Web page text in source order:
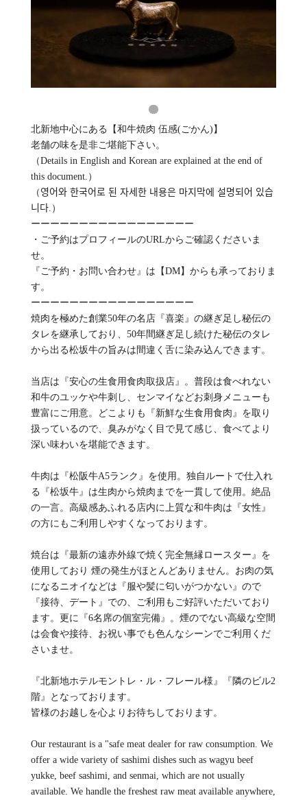
北新地中心にある【和牛焼肉 伍感(ごかん)】
老舗の味を是非ご堪能下さい。
（Details in English and Korean are explained at the end of
this document.）
（영어와 한국어로 된 자세한 내용은 마지막에 설명되어 있습
니다.）
ーーーーーーーーーーーーーーーーー
・ご予約はプロフィールのURLからご確認くださいま
せ。
『ご予約・お問い合わせ』は【DM】からも承っておりま
す。
ーーーーーーーーーーーーーーーーー
焼肉を極めた創業50年の名店『喜楽』の継ぎ足し秘伝の
タレを継承しており、50年間継ぎ足し続けた秘伝のタレ
から出る松坂牛の旨みは間違く舌に染み込んできます。
当店は『安心の生食用食肉取扱店』。普段は食べれない
和牛のユッケや牛刺し、センマイなどお刺身メニューも
豊富にご用意。どこよりも『新鮮な生食用食肉』を取り
扱っているので、臭みがなく目で見て感じ、食べてより
深い味わいを堪能できます。
牛肉は『松阪牛A5ランク』を使用。独自ルートで仕入れ
る『松坂牛』は生肉から焼肉までを一貫して使用。絶品
の一言。高級感あふれる店内に上質な和牛肉は『女性』
の方にもご利用しやすくなっております。
焼台は『最新の遠赤外線で焼く完全無縁ロースター』を
使用しており 煙の発生がほとんどありません。お肉の気
になるニオイなどは『服や髪に匂いがつかない』ので
『接待、デート』での、ご利用もご好評いただいており
ます。更に『6名席の個室完備』。煙のでない高級な空間
は会食や接待、お祝い事でも色んなシーンでご利用くだ
さいませ。
『北新地ホテルモントレ・ル・フレール様』『隣のビル2
階』となっております。
皆様のお越しを心よりお待ちしております。
Our restaurant is a "safe meat dealer for raw consumption. We
offer a wide variety of sashimi dishes such as wagyu beef
yukke, beef sashimi, and senmai, which are not usually
available. We handle the freshest raw meat available anywhere,